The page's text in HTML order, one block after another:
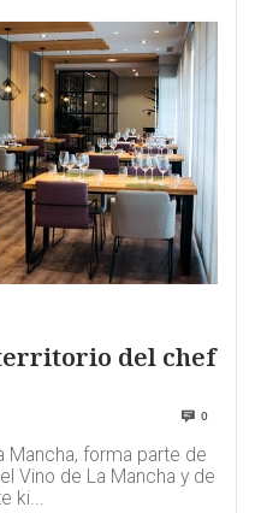
del chef
0
Mancha, forma parte de
Vino de La Mancha y de
ki...